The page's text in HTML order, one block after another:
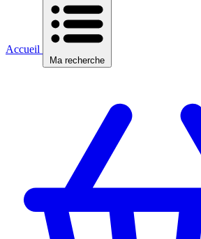
Accueil
Ma recherche